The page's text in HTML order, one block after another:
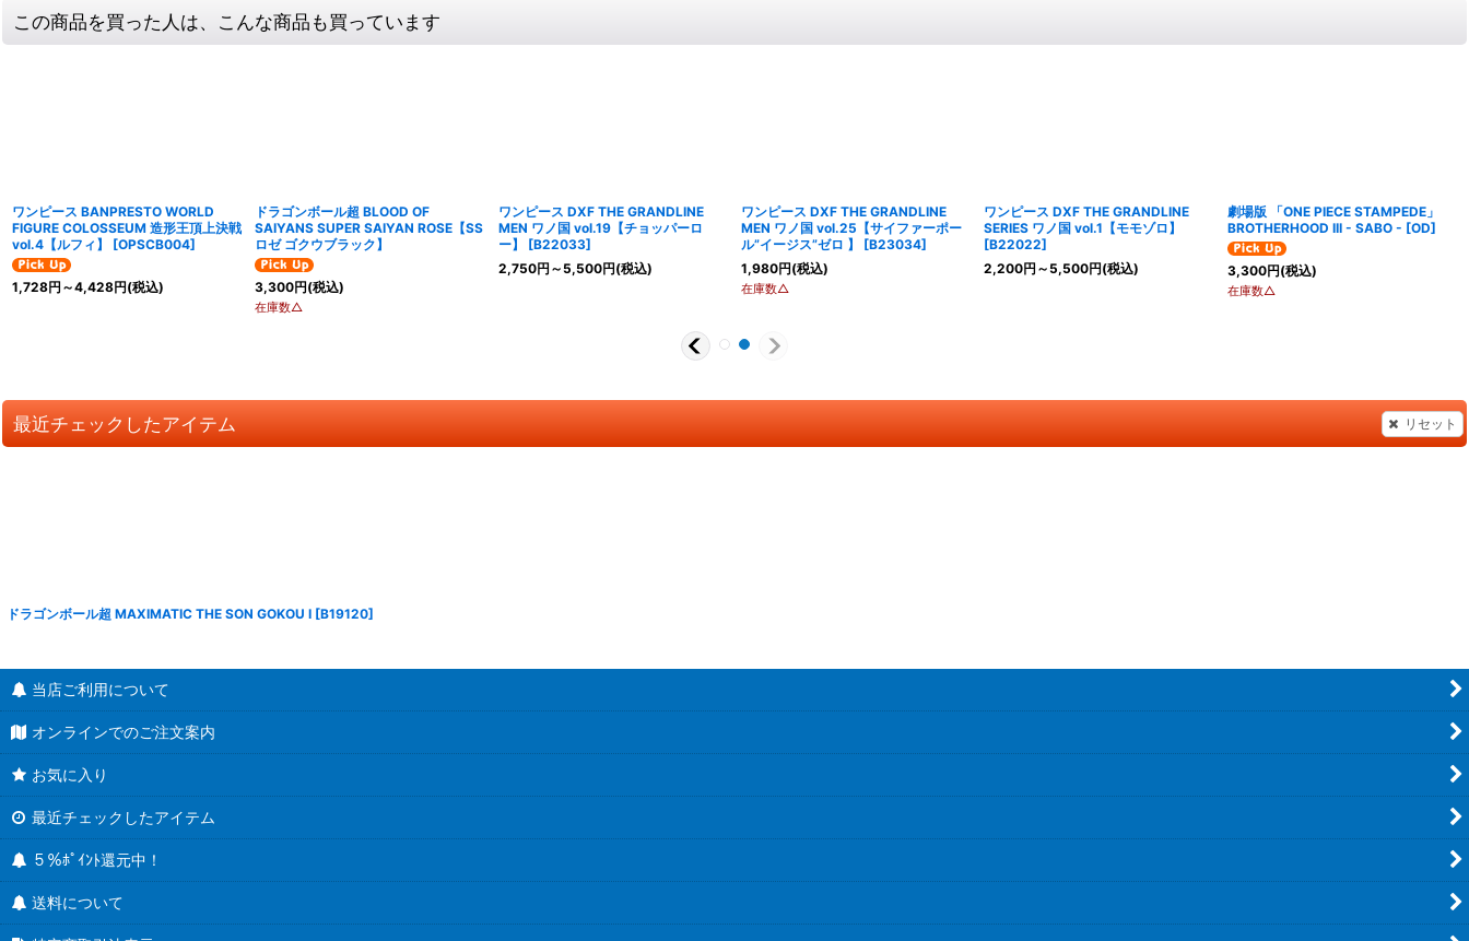
この商品を買った人は、こんな商品も買っています
ワンピース BANPRESTO WORLD
FIGURE COLOSSEUM 造形王頂上決戦
vol.4【ルフィ】
[OPSCB004]
1,728円 ～4,428円(税込)
ドラゴンボール超 BLOOD OF
SAIYANS SUPER SAIYAN ROSE【SS
ロゼ ゴクウブラック】
3,300円(税込)
在庫数△
ワンピース DXF THE GRANDLINE
MEN ワノ国 vol.19【チョッパーロ
ー】
[B22033]
2,750円 ～5,500円(税込)
ワンピース DXF THE GRANDLINE
MEN ワノ国 vol.25【サイファーポー
ル”イージス”ゼロ 】
[B23034]
1,980円(税込)
在庫数△
ワンピース DXF THE GRANDLINE
SERIES ワノ国 vol.1【モモゾロ】
[B22022]
2,200円 ～5,500円(税込)
劇場版 「ONE PIECE STAMPEDE」
BROTHERHOOD III - SABO - [OD]
3,300円(税込)
在庫数△
最近チェックしたアイテム リセット
ドラゴンボール超 MAXIMATIC THE SON GOKOU I [B19120]
当店ご利用について
オンラインでのご注文案内
お気に入り
最近チェックしたアイテム
５％ﾎﾟｲﾝﾄ還元中！
送料について